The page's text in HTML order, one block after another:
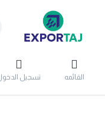
القائمه تسجيل